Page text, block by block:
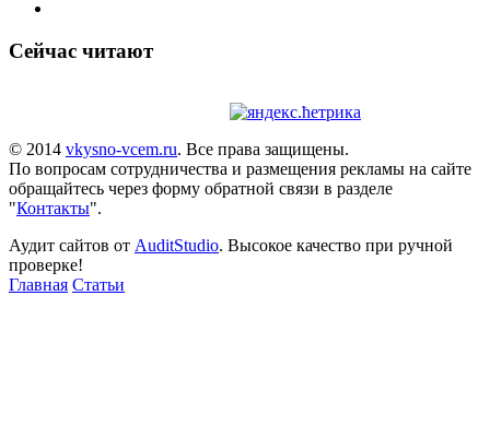
Сейчас читают
© 2014 vkysno-vcem.ru. Все права защищены.
По вопросам сотрудничества и размещения рекламы на сайте
обращайтесь через форму обратной связи в разделе
"Контакты".
Аудит сайтов от AuditStudio. Высокое качество при ручной
проверке!
Главная Статьи